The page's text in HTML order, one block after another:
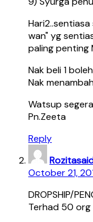
wan" yg
paling penting
Nak beli 1
Nak
Watsup
Pn.Zeeta
Reply
October 21,
DROPSHIP/
Terhad 50 org